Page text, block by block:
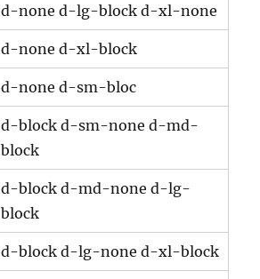
d-none d-lg-block d-xl-none
d-none d-xl-block
d-none d-sm-bloc
d-block d-sm-none d-md-
block
d-block d-md-none d-lg-
block
d-block d-lg-none d-xl-block